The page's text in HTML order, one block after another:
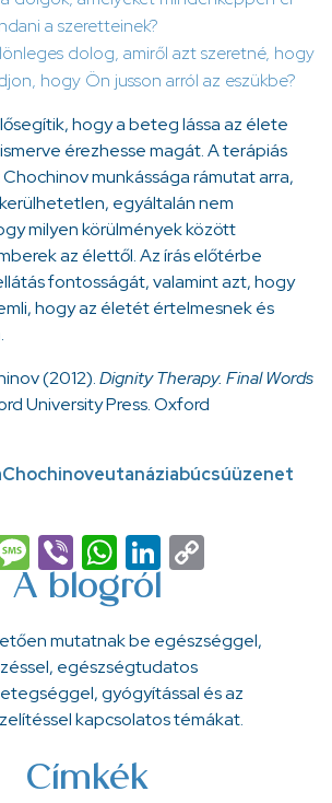
a szeretteinek?
dolog, amiről azt szeretné, hogy
hogy Ön jusson arról az eszükbe?
hogy a beteg lássa az élete
érezhesse magát. A terápiás
munkássága rámutat arra,
egyáltalán nem
milyen körülmények között
az élettől. Az írás előtérbe
fontosságát, valamint azt, hogy
hogy az életét értelmesnek és
(2012).Dignity Therapy. Final Words
University Press. Oxford
Chochinoveutanáziabúcsúüzenet
Message
ViberWhatsApp
LinkedIn
A blogról
mutatnak be egészséggel,
egészségtudatos
gyógyítással és az
kapcsolatos témákat.
Címkék